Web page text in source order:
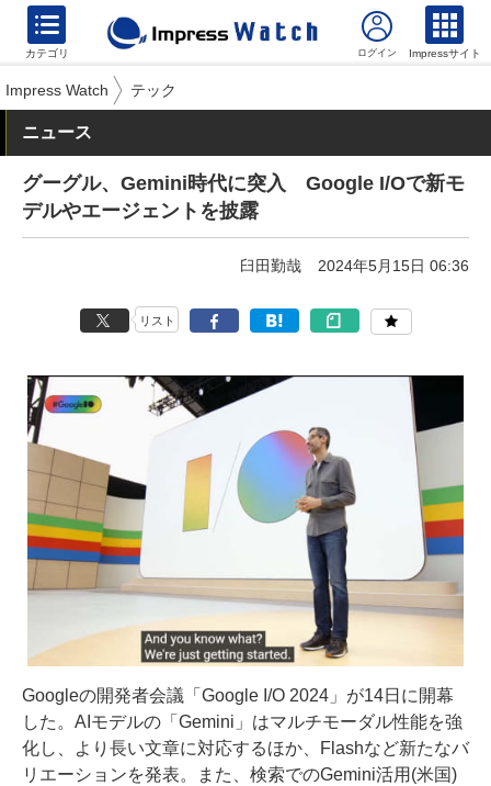
カテゴリ Impressサイト
Impress Watch テック
ニュース
グーグル、Gemini時代に突入 Google I/Oで新モ
デルやエージェントを披露
臼田勤哉 2024年5月15日 06:36
リスト
Googleの開発者会議「Google I/O 2024」が14日に開幕
した。AIモデルの「Gemini」はマルチモーダル性能を強
化し、より長い文章に対応するほか、Flashなど新たなバ
リエーションを発表。また、検索でのGemini活用(米国)